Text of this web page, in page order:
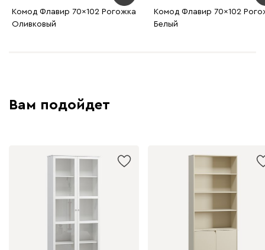
Комод Флавир 70x102 Рогожка
Оливковый
Комод Флавир 70x102
Белый
Вам подойдет